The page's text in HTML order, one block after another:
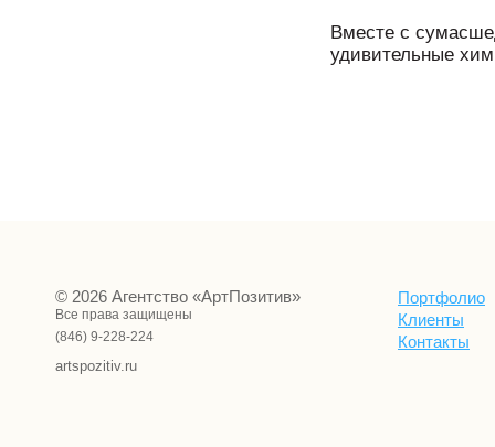
Вместе с
удивительные
© 2026 Агентство «АртПозитив»
Все права защищены
(846) 9-228-224
artspozitiv.ru
Портфолио
Клиенты
Контакты